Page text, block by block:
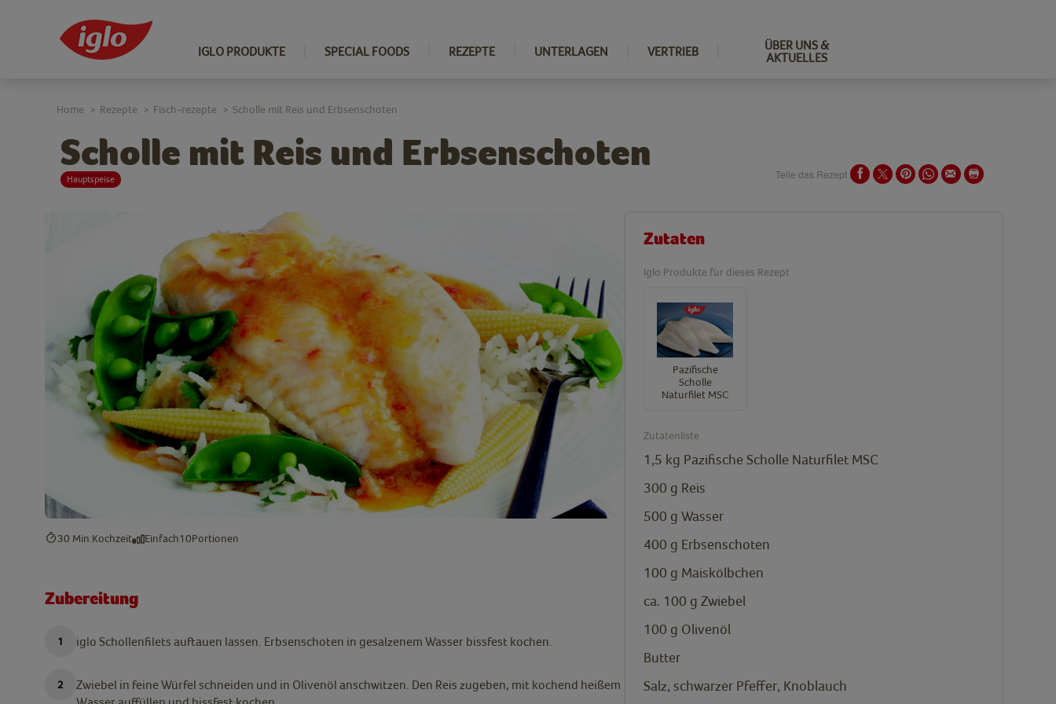
IGLO PRODUKTE SPECIAL FOODS REZEPTE UNTERLAGEN VERTRIEB
ÜBER UNS &
AKTUELLES
Scholle mit Reis und Erbsenschoten
Hauptspeise Teile das Rezept
Home > Rezepte > Fisch-rezepte > Scholle mit Reis und Erbsenschoten
30 Min. Kochzeit Einfach10Portionen
Zubereitung
iglo Schollenfilets auftauen lassen. Erbsenschoten in gesalzenem Wasser bissfest kochen.
Zwiebel in feine Würfel schneiden und in Olivenöl anschwitzen. Den Reis zugeben, mit kochend heißem
Zutaten
Iglo Produkte für dieses Rezept
Pazifische
Scholle
Naturfilet MSC
Zutatenliste
1,5 kg Pazifische Scholle Naturfilet MSC
300 g Reis
500 g Wasser
400 g Erbsenschoten
100 g Maiskölbchen
ca. 100 g Zwiebel
100 g Olivenöl
Butter
Salz, schwarzer Pfeffer, Knoblauch